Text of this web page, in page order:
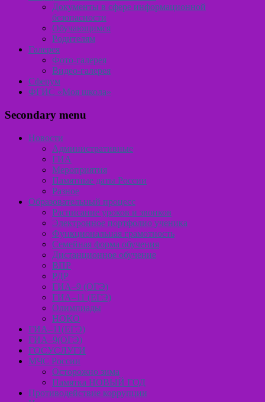
Документы в сфере информационной
безопасности
Обучающимся
Родителям
Галерея
Фото-галерея
Видео-галерея
Сферум
ФГИС «Моя школа»
Secondary menu
Новости
Административные
ГИА
Мероприятия
Памятные даты России
Разное
Образовательный процесс
Расписание уроков и звонков
Электронное портфолио ученика
Функциональная грамотность
Семейная форма обучения
Дистанционное обучение
ВПР
РДР
ГИА–9 (ОГЭ)
ГИА–11 (ЕГЭ)
Олимпиады
НОКО
ГИА–11(ЕГЭ)
ГИА–9(ОГЭ)
ГОСУСЛУГИ
МЧС России
Осторожно зима
Памятка НОВЫЙ ГОД
Противодействие коррупции